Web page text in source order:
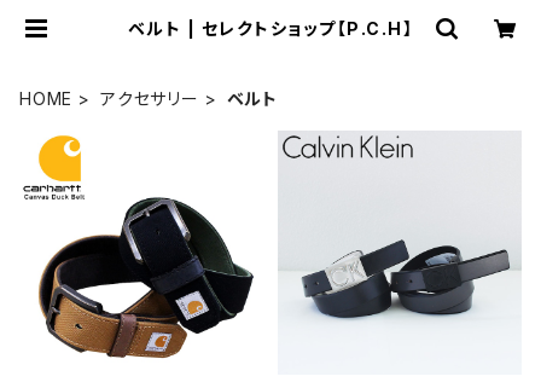
ベルト | セレクトショップ【P.C.H】
HOME アクセサリー ベルト